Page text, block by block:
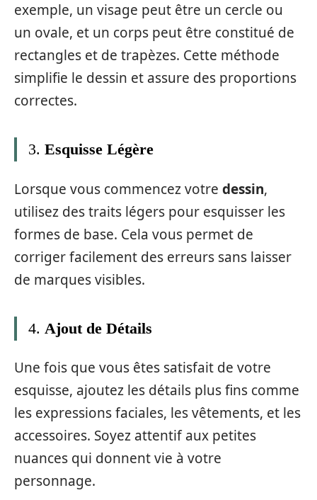
exemple, un visage peut être un cercle ou
un ovale, et un corps peut être constitué de
rectangles et de trapèzes. Cette méthode
simplifie le dessin et assure des proportions
correctes.
3. Esquisse Légère
Lorsque vous commencez votre dessin,
utilisez des traits légers pour esquisser les
formes de base. Cela vous permet de
corriger facilement des erreurs sans laisser
de marques visibles.
4. Ajout de Détails
Une fois que vous êtes satisfait de votre
esquisse, ajoutez les détails plus fins comme
les expressions faciales, les vêtements, et les
accessoires. Soyez attentif aux petites
nuances qui donnent vie à votre
personnage.